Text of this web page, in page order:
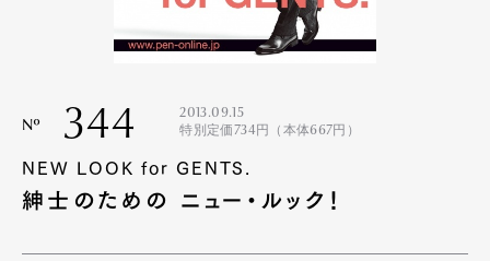
Nº 344
2013.09.15
特別定価734円（本体667円）
NEW LOOK for GENTS.
紳士のための ニュー・ルック！